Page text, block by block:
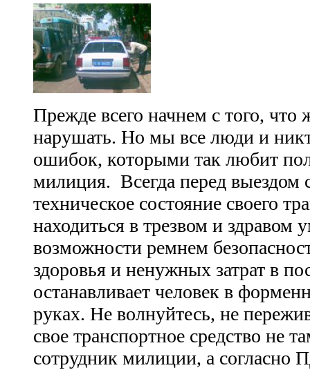
Прежде всего начнем с того,
нарушать. Но мы все люди и
ошибок, которыми так любит
милиция. Всегда перед выездом
техническое состояние своего
находиться в трезвом и здравом
возможности ремнем
здоровья и ненужных затрат в
останавливает человек в
руках. Не волнуйтесь, не
свое транспортное средство не
сотрудник милиции, а согласно